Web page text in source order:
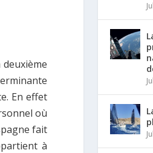
En effet
où
fait
à